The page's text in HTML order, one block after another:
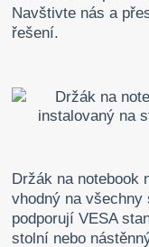
Navštivte nás a
řešení.
Držák na notebook
vhodný na
podporují VESA
stolní nebo